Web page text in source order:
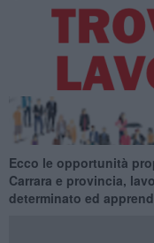
Ecco le opportunità
Carrara e provincia,
determinato ed